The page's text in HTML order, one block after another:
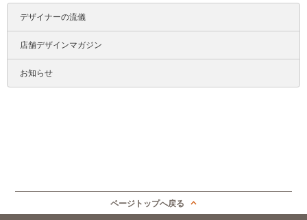
デザイナーの流儀
店舗デザインマガジン
お知らせ
ページトップへ戻る